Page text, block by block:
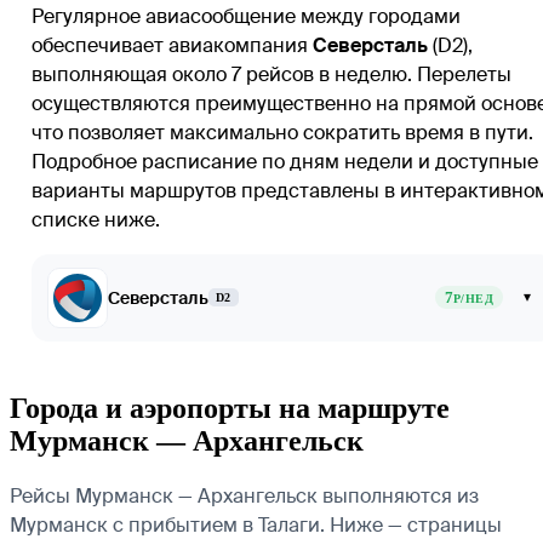
Регулярное авиасообщение между городами
обеспечивает авиакомпания Северсталь(D2),
выполняющая около 7 рейсов в неделю. Перелеты
осуществляются преимущественно на прямой
что позволяет максимально сократить время в пути.
Подробное расписание по дням недели и доступные
варианты маршрутов представлены в
списке ниже.
Северсталь D2 7Р/НЕД ▾
Города и аэропорты на маршруте
Мурманск — Архангельск
Рейсы Мурманск — Архангельск выполняются из
Мурманск с прибытием в Талаги. Ниже — страницы